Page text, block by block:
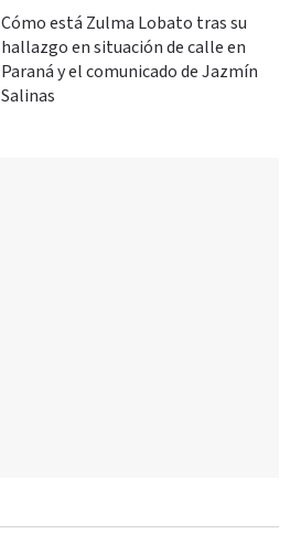
Cómo está Zulma Lobato tras su
hallazgo en situación de calle en
Paraná y el comunicado de Jazmín
Salinas